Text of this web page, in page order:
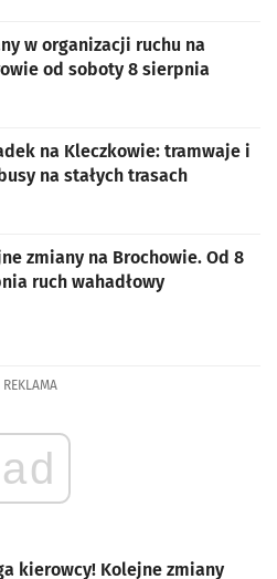
w organizacji ruchu na
od soboty 8 sierpnia
na Kleczkowie: tramwaje i
na stałych trasach
zmiany na Brochowie. Od 8
ruch wahadłowy
REKLAMA
ad
kierowcy! Kolejne zmiany